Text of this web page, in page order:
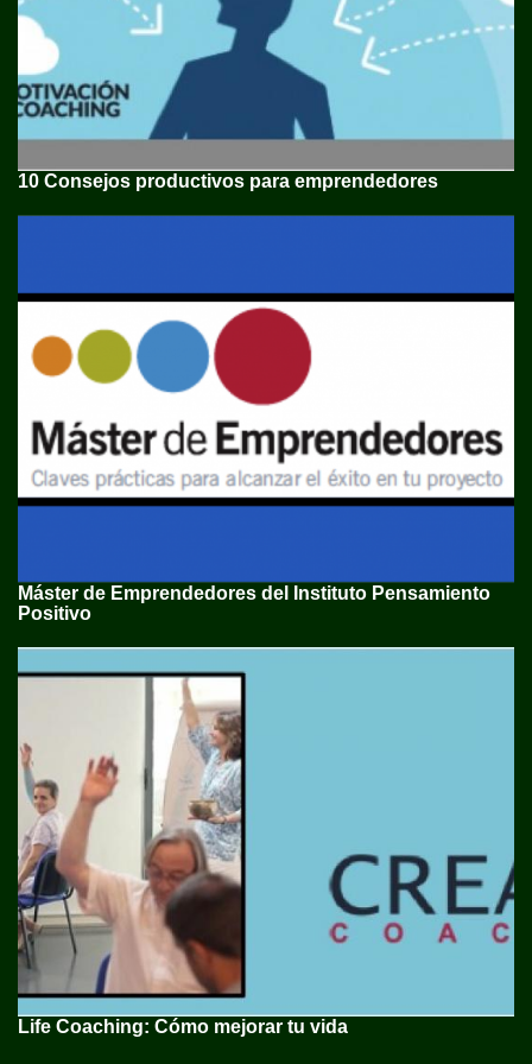
10 Consejos productivos para emprendedores
Máster de Emprendedores del Instituto Pensamiento
Positivo
Life Coaching: Cómo mejorar tu vida